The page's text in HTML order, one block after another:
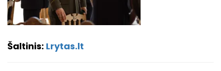
Šaltinis: Lrytas.lt